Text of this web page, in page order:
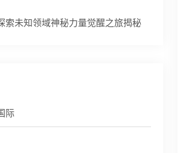
索未知领域神秘力量觉醒之旅揭秘
际